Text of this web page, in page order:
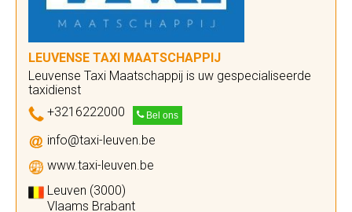
LEUVENSE TAXI MAATSCHAPPIJ
Leuvense Taxi Maatschappij is uw gespecialiseerde
taxidienst
+3216222000
Bel ons
info@taxi-leuven.be
www.taxi-leuven.be
Leuven (3000)
Vlaams Brabant